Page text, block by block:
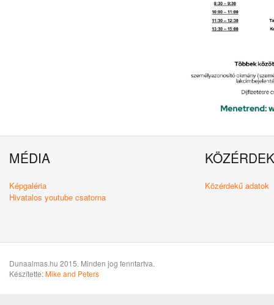
MÉDIA
Képgaléria
Hivatalos youtube csatorna
Közérdekű adatok
Dunaalmas.hu 2015. Minden jog fenntartva.
Készítette:Mike and Peters